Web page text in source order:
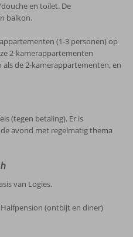
en toilet. De
balkon.
(1-3 personen) op
2-kamerappartementen
de 2-kamerappartementen, en
(tegen betaling). Er is
avond met regelmatig thema
van Logies.
(ontbijt en diner)